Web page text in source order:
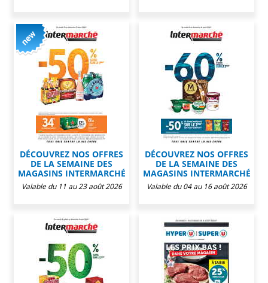
DÉCOUVREZ NOS OFFRES
DE LA SEMAINE DES
MAGASINS INTERMARCHÉ
Valable du 11 au 23 août 2026
DÉCOUVREZ NOS OFFRES
DE LA SEMAINE DES
MAGASINS INTERMARCHÉ
Valable du 04 au 16 août 2026